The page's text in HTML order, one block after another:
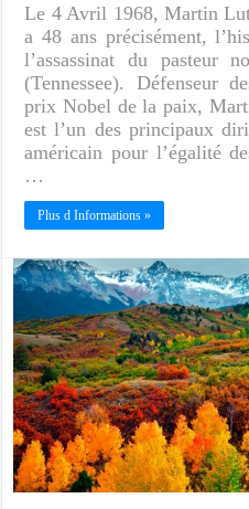
Le 4 Avril 1968, Martin
a 48 ans précisément,
l’assassinat du pasteur
(Tennessee). Défenseur
prix Nobel de la paix,
est l’un des principaux
américain pour l’égalité
…
Plus d Informations »